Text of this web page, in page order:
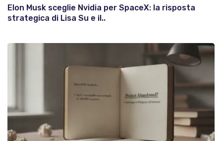
Elon Musk sceglie Nvidia per SpaceX: la risposta
strategica di Lisa Su e il..